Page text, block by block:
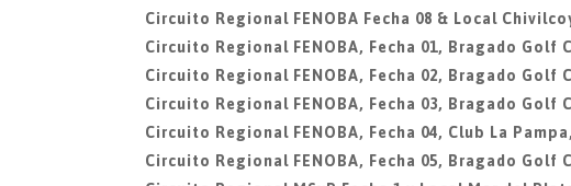
Circuito Regional FENOBA Fecha 08 & Local
Circuito Regional FENOBA, Fecha 01, Bragado Golf
Circuito Regional FENOBA, Fecha 02, Bragado Golf
Circuito Regional FENOBA, Fecha 03, Bragado Golf
Circuito Regional FENOBA, Fecha 04, Club La
Circuito Regional FENOBA, Fecha 05, Bragado Golf